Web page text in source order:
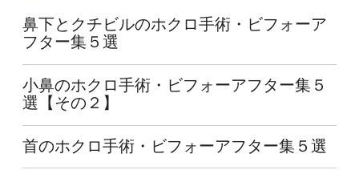
鼻下とクチビルのホクロ手術・ビフォーア
フター集５選
小鼻のホクロ手術・ビフォーアフター集５
選【その２】
首のホクロ手術・ビフォーアフター集５選